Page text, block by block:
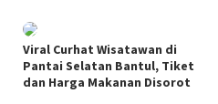
Viral Curhat Wisatawan di
Pantai Selatan Bantul, Tiket
dan Harga Makanan Disorot